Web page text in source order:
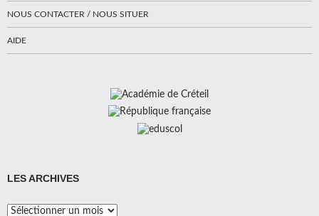
NOUS CONTACTER / NOUS SITUER
AIDE
LES ARCHIVES
Les